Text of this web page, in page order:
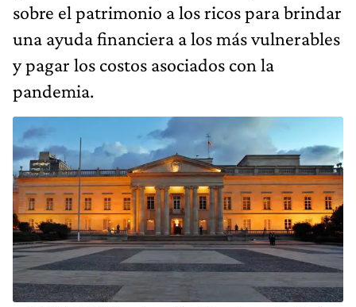
sobre el patrimonio a los ricos para brindar
una ayuda financiera a los más vulnerables
y pagar los costos asociados con la
pandemia.